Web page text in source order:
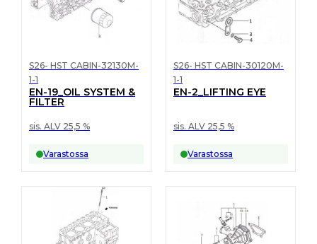
S26- HST CABIN-32130M-
1-1
EN-19_OIL SYSTEM &
FILTER
sis. ALV 25,5 %
Varastossa
S26- HST CABIN-30120M-
1-1
EN-2_LIFTING EYE
sis. ALV 25,5 %
Varastossa